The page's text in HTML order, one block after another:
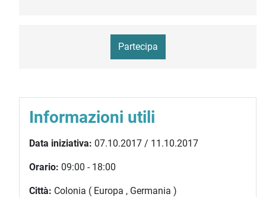
Partecipa
Informazioni utili
Data iniziativa: 07.10.2017 / 11.10.2017
Orario: 09:00 - 18:00
Città: Colonia ( Europa , Germania )